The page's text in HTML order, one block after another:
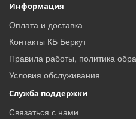
Информация
Оплата и доставка
Контакты КБ Беркут
Правила работы, политика
Условия обслуживания
Служба поддержки
Связаться с нами